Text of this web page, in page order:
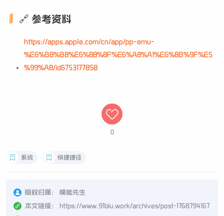
🔗 参考资料
https://apps.apple.com/cn/app/pp-emu-
%E6%B8%B8%E6%88%8F%E6%A8%A1%E6%8B%9F%E5
%99%A8/id6753177858
0
系统 快捷捷径
版权归属：
噗呲先生
本文链接：
https://www.91biu.work/archives/post-1768794167